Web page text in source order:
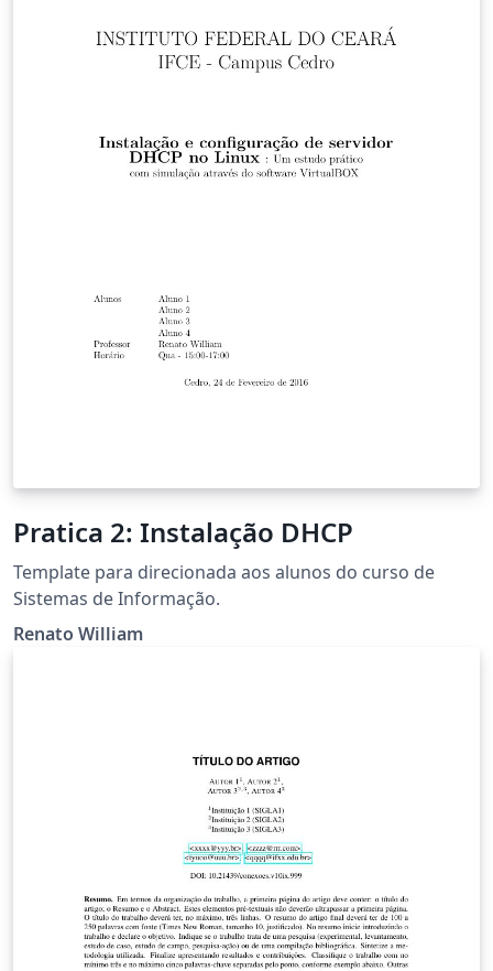
Pratica 2: Instalação DHCP
Template para direcionada aos alunos do curso de
Sistemas de Informação.
Renato William